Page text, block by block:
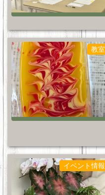
教室
イベント情報